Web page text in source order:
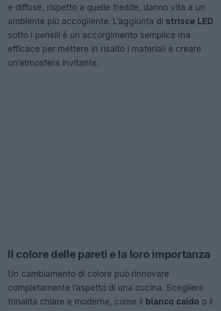
e diffuse, rispetto a quelle fredde, danno vita a un
ambiente più accogliente. L’aggiunta di strisce LED
sotto i pensili è un accorgimento semplice ma
efficace per mettere in risalto i materiali e creare
un’atmosfera invitante.
Il colore delle pareti e la loro importanza
Un cambiamento di colore può rinnovare
completamente l’aspetto di una cucina. Scegliere
tonalità chiare e moderne, come il bianco caldo o il